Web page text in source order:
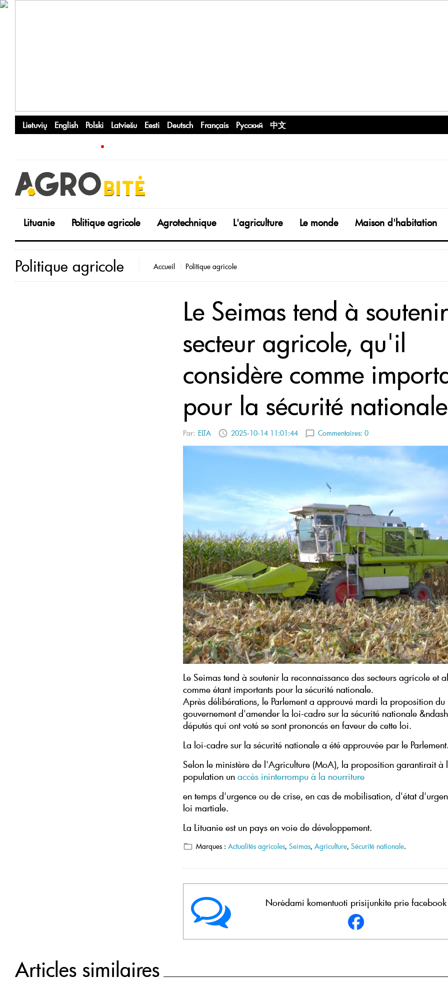
Lietuvių English Polski Latviešu Eesti Deutsch Français Русский 中文
Lituanie Politique agricole Agrotechnique L'agriculture Le monde Maison d'habitation
Politique agricole Accueil Politique agricole
Le Seimas tend à
secteur agricole, qu'il
considère comme
pour la sécurité nationale
Par: ELTA 2025-10-14 11:01:44 Commentaires: 0
Le Seimas tend à soutenir la reconnaissance des secteurs agricole et
comme étant importants pour la sécurité nationale.
Après délibérations, le Parlement a approuvé mardi la proposition du
gouvernement d'amender la loi-cadre sur la sécurité nationale
députés qui ont voté se sont prononcés en faveur de cette loi.
La loi-cadre sur la sécurité nationale a été approuvée par le
Selon le ministère de l'Agriculture (MoA), la proposition garantirait à
population un accès ininterrompu à la nourriture
en temps d'urgence ou de crise, en cas de mobilisation, d'état
loi martiale.
La Lituanie est un pays en voie de développement.
Marques : Actualités agricoles, Seimas, Agriculture, Sécurité nationale.
Norėdami komentuoti prisijunkite prie facebook
Articles similaires